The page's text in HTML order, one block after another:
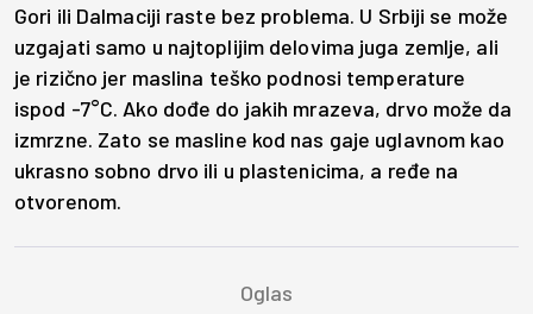
Gori ili Dalmaciji raste bez problema. U Srbiji se može
uzgajati samo u najtoplijim delovima juga zemlje, ali
je rizično jer maslina teško podnosi temperature
ispod -7°C. Ako dođe do jakih mrazeva, drvo može da
izmrzne. Zato se masline kod nas gaje uglavnom kao
ukrasno sobno drvo ili u plastenicima, a ređe na
otvorenom.